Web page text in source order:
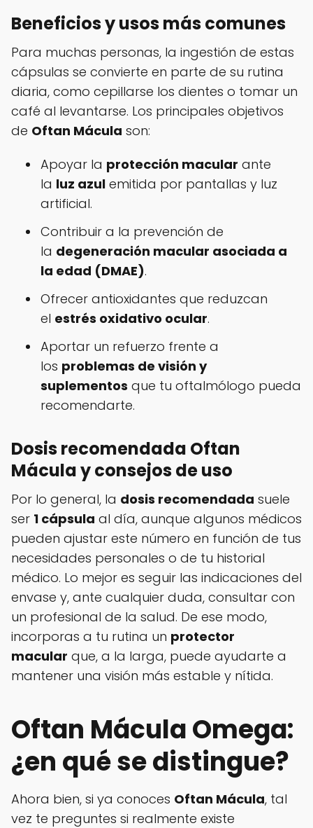
Beneficios y usos más comunes
Para muchas personas, la ingestión de estas
cápsulas se convierte en parte de su rutina
diaria, como cepillarse los dientes o tomar un
café al levantarse. Los principales objetivos
de Oftan Mácula son:
Apoyar la protección macular ante
la luz azul emitida por pantallas y luz
artificial.
Contribuir a la prevención de
la degeneración macular asociada a
la edad (DMAE).
Ofrecer antioxidantes que reduzcan
el estrés oxidativo ocular.
Aportar un refuerzo frente a
los problemas de visión y
suplementos que tu oftalmólogo pueda
recomendarte.
Dosis recomendada Oftan
Mácula y consejos de uso
Por lo general, la dosis recomendada suele
ser 1 cápsula al día, aunque algunos médicos
pueden ajustar este número en función de tus
necesidades personales o de tu historial
médico. Lo mejor es seguir las indicaciones del
envase y, ante cualquier duda, consultar con
un profesional de la salud. De ese modo,
incorporas a tu rutina un protector
macular que, a la larga, puede ayudarte a
mantener una visión más estable y nítida.
Oftan Mácula Omega:
¿en qué se distingue?
Ahora bien, si ya conoces Oftan Mácula, tal
vez te preguntes si realmente existe